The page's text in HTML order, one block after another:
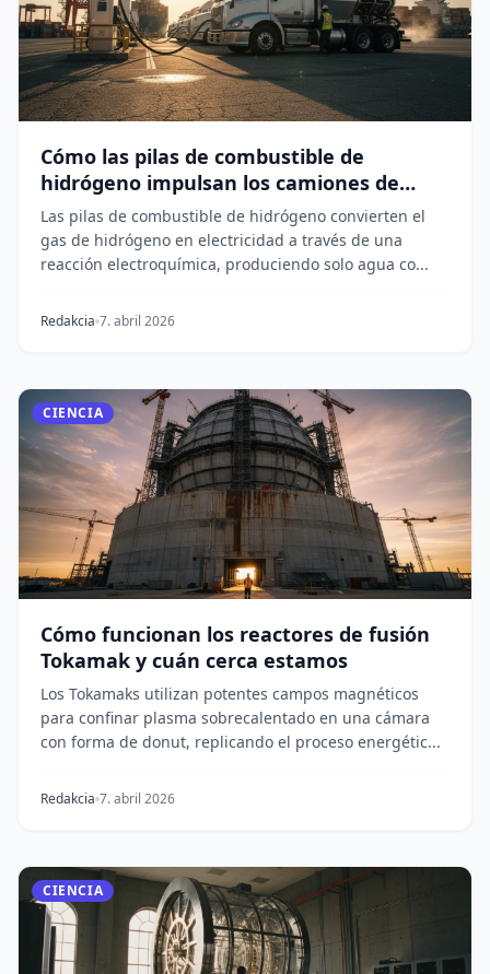
Cómo las pilas de combustible de
hidrógeno impulsan los camiones de
carga pesada
Las pilas de combustible de hidrógeno convierten el
gas de hidrógeno en electricidad a través de una
reacción electroquímica, produciendo solo agua co...
Redakcia 7. abril 2026
CIENCIA
Cómo funcionan los reactores de fusión
Tokamak y cuán cerca estamos
Los Tokamaks utilizan potentes campos magnéticos
para confinar plasma sobrecalentado en una cámara
con forma de donut, replicando el proceso energétic...
Redakcia 7. abril 2026
CIENCIA